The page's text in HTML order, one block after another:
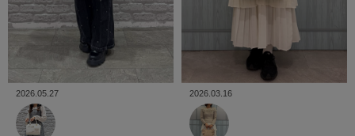
2026.05.27 2026.03.16